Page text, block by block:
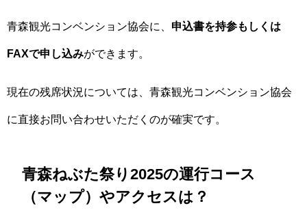
青森観光コンベンション協会に、 申込書を持参もしくは
FAXで申し込みができます。
現在の残席状況については、青森観光コンベンション協会
に直接お問い合わせいただくのが確実です。
青森ねぶた祭り2025の運行コース
（マップ）やアクセスは？